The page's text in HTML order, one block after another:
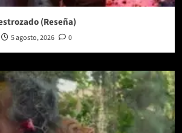
(Reseña)
5 agosto, 2026 0